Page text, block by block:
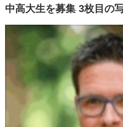
中高大生を募集 3枚目の